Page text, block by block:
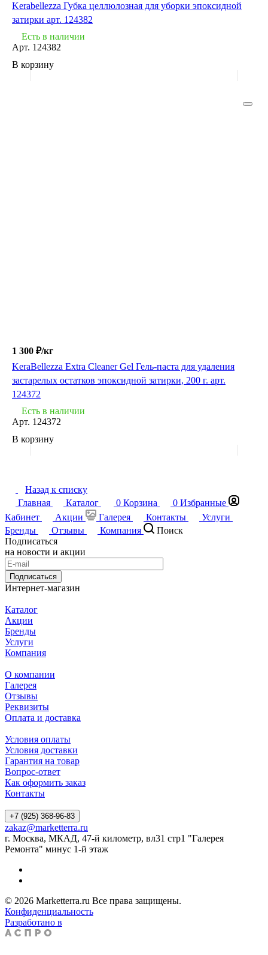
Kerabellezza Губка целлюлозная для уборки эпоксидной
затирки арт. 124382
Есть в наличии
Арт. 124382
В корзину
1 300 ₽/кг
KeraBellezza Extra Cleaner Gel Гель-паста для удаления
застарелых остатков эпоксидной затирки, 200 г. арт.
124372
Есть в наличии
Арт. 124372
В корзину
Назад к списку
Главная
Каталог 0 Корзина 0 Избранные
Кабинет
Акции Галерея Контакты
Услуги
Бренды
Отзывы Компания
Поиск
Подписаться
на новости и акции
Подписаться
Интернет-магазин
Каталог
Акции
Бренды
Услуги
Компания
О компании
Галерея
Отзывы
Реквизиты
Оплата и доставка
Условия оплаты
Условия доставки
Гарантия на товар
Вопрос-ответ
Как оформить заказ
Контакты
+7 (925) 368-96-83
zakaz@marketterra.ru
г. Москва, МКАД, 47-й километр, вл31 стр1 "Галерея
Ремонта" минус 1-й этаж
© 2026 Marketterra.ru Все права защищены.
Конфиденциальность
Разработано в